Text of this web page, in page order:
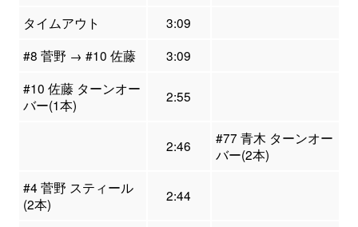
タイムアウト
3:09
#8 菅野 → #10 佐藤
3:09
#10 佐藤 ターンオー
バー(1本)
2:55
2:46
#77 青木 ターンオー
バー(2本)
#4 菅野 スティール
(2本)
2:44